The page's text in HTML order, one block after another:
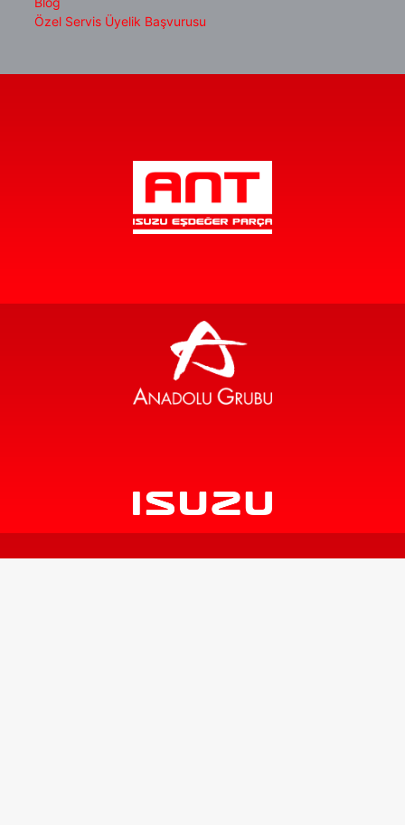
Özel Servis Üyelik Başvurusu